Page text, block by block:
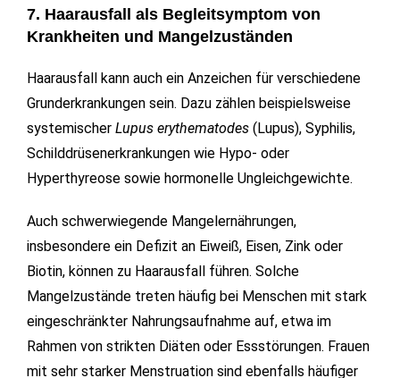
7. Haarausfall als Begleitsymptom von
Krankheiten und Mangelzuständen
Haarausfall kann auch ein Anzeichen für verschiedene
Grunderkrankungen sein. Dazu zählen beispielsweise
systemischer Lupus erythematodes (Lupus), Syphilis,
Schilddrüsenerkrankungen wie Hypo- oder
Hyperthyreose sowie hormonelle Ungleichgewichte.
Auch schwerwiegende Mangelernährungen,
insbesondere ein Defizit an Eiweiß, Eisen, Zink oder
Biotin, können zu Haarausfall führen. Solche
Mangelzustände treten häufig bei Menschen mit stark
eingeschränkter Nahrungsaufnahme auf, etwa im
Rahmen von strikten Diäten oder Essstörungen. Frauen
mit sehr starker Menstruation sind ebenfalls häufiger